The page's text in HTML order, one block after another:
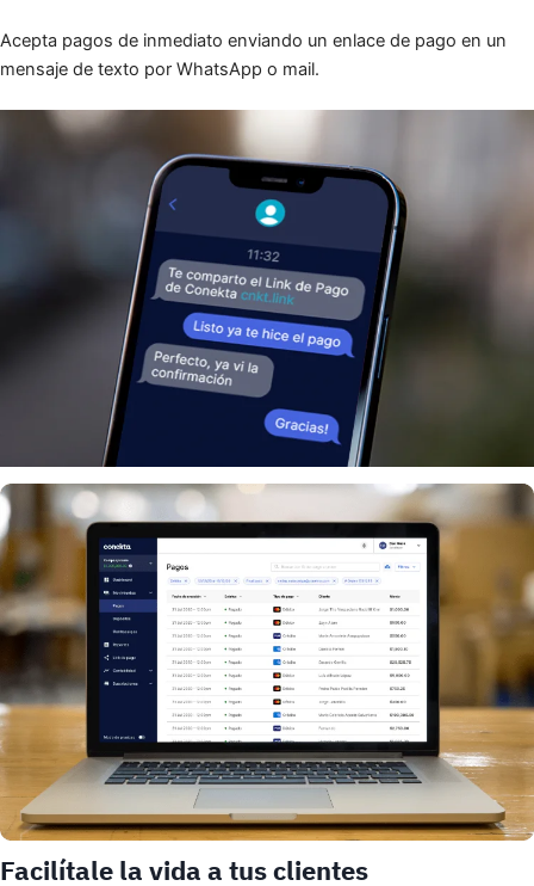
Acepta pagos de inmediato enviando un enlace de pago en un
mensaje de texto por WhatsApp o mail.
Facilítale la vida a tus clientes